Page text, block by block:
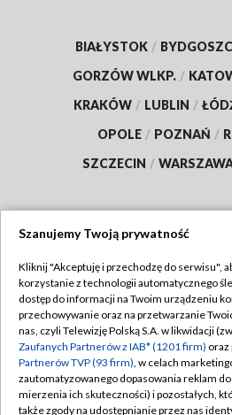
BIAŁYSTOK /
GORZÓW WLKP. /
KRAKÓW / LUBLIN /
OPOLE / POZNAŃ /
SZCZECIN /
TVP
Abonament TVP
Emisja w TVP
Centrum informacji TVP
Naziemna Telewizja Cyfrowa
Regulamin
Polityka
Moje
Pomoc
Szanujemy Twoją prywatność
Kliknij "Akceptuję i przechodzę do serwisu",
korzystanie z technologii automatycznego
dostęp do informacji na Twoim urządzeniu
przechowywanie oraz na przetwarzanie
nas, czyli Telewizję Polską S.A. w likwidacji
Zaufanych Partnerów z IAB* (1201 firm) oraz
Partnerów TVP (93 firm), w celach
zautomatyzowanego dopasowania reklam
mierzenia ich skuteczności) i pozostałych,
także zgody na udostępnianie przez nas